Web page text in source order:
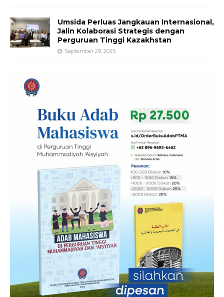
Umsida Perluas Jangkauan Internasional,
Jalin Kolaborasi Strategis dengan
Perguruan Tinggi Kazakhstan
September 29, 2025